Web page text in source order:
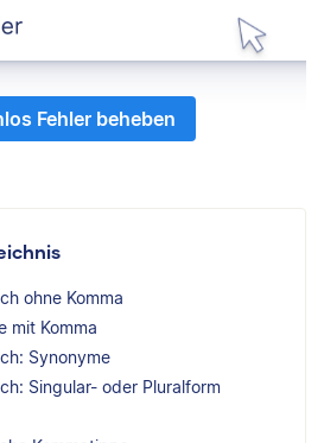
Fehler beheben
ohne Komma
mit Komma
Synonyme
Singular- oder Pluralform